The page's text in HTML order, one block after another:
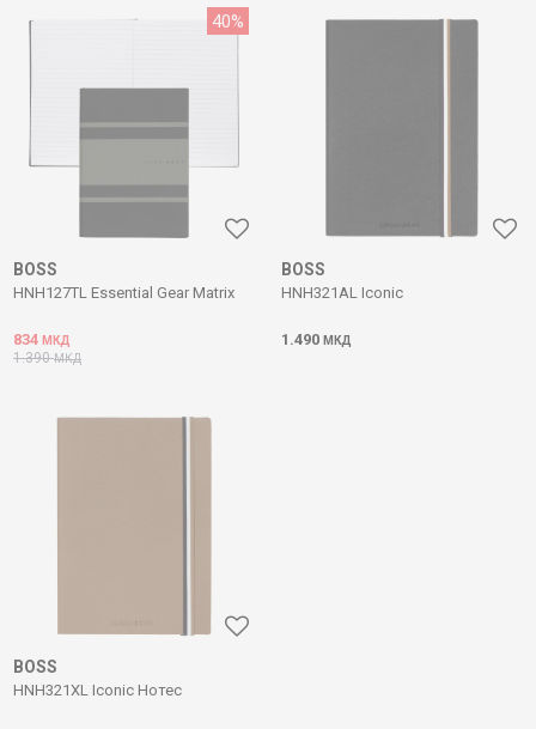
40%
BOSS
HNH127TL Essential Gear Matrix
834 МКД
1.390МКД
BOSS
HNH321AL Iconic
1.490 МКД
BOSS
HNH321XL Iconic Нотес